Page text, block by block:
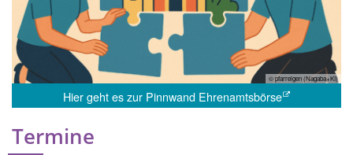
© pfarreigen (Nagaba+KI)
Hier geht es zur Pinnwand Ehrenamtsbörse
Termine